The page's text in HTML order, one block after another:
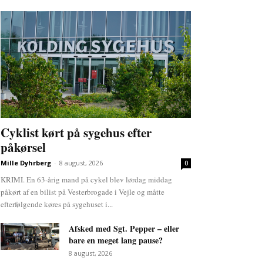
Cyklist kørt på sygehus efter
påkørsel
Mille Dyhrberg - 8 august, 2026 0
KRIMI. En 63-årig mand på cykel blev lørdag middag
påkørt af en bilist på Vesterbrogade i Vejle og måtte
efterfølgende køres på sygehuset i...
Afsked med Sgt. Pepper – eller
bare en meget lang pause?
8 august, 2026